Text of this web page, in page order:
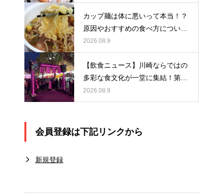
カップ麺は体に悪いって本当！？
原因やおすすめの食べ方について
解説！
2026.08.9
【飲食ニュース】川崎ならではの
多彩な食文化が一堂に集結！第5
回『川崎夜市』を開催します！
2026.08.9
会員登録は下記リンクから
新規登録